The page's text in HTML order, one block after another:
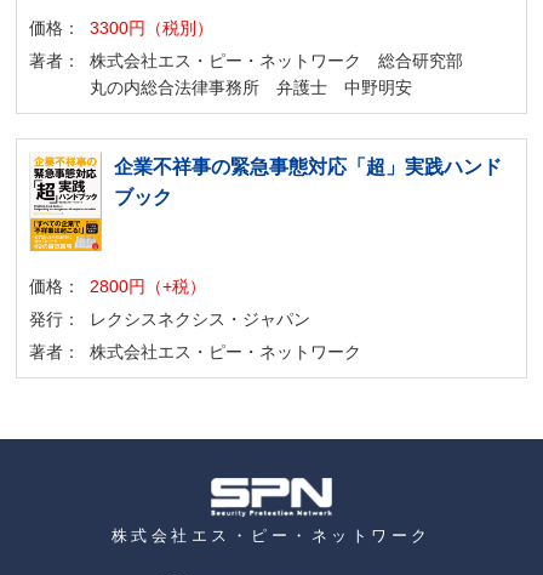
価格：
3300円（税別）
著者：
株式会社エス・ピー・ネットワーク 総合研究部
丸の内総合法律事務所 弁護士 中野明安
企業不祥事の緊急事態対応「超」実践ハンド
ブック
価格：
2800円（+税）
発行：
レクシスネクシス・ジャパン
著者：
株式会社エス・ピー・ネットワーク
株式会社エス・ピー・ネットワーク